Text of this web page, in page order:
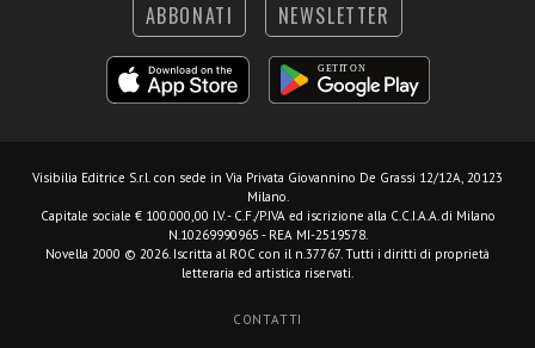
ABBONATI NEWSLETTER
Visibilia Editrice S.r.l. con sede in Via Privata Giovannino De Grassi 12/12A, 20123
Milano.
Capitale sociale € 100.000,00 I.V. - C.F./P.IVA ed iscrizione alla C.C.I.A.A. di Milano
N.10269990965 - REA MI-2519578.
Novella 2000 © 2026. Iscritta al ROC con il n.37767. Tutti i diritti di proprietà
letteraria ed artistica riservati.
CONTATTI